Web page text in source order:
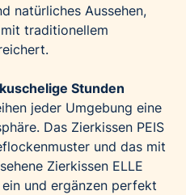
natürliches Aussehen,
traditionellem
Stunden
jeder Umgebung eine
Das Zierkissen PEIS
und das mit
Zierkissen ELLE
und ergänzen perfekt